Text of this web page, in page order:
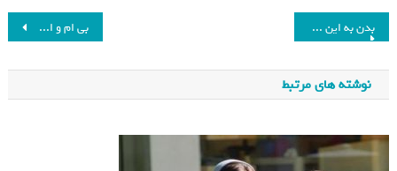
بی ام و اسپیدتاپ معرفی شد؛ خودروی تولید محدود با طراحی خیره‌کننده_فرنگی بدن به این غذاها به عنوان یک بیگانه و دشمن نگاه می‌کند_فرنگی
نوشته های مرتبط